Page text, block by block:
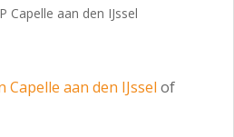
all-in
Capelle aan den IJssel
aan den IJssel of